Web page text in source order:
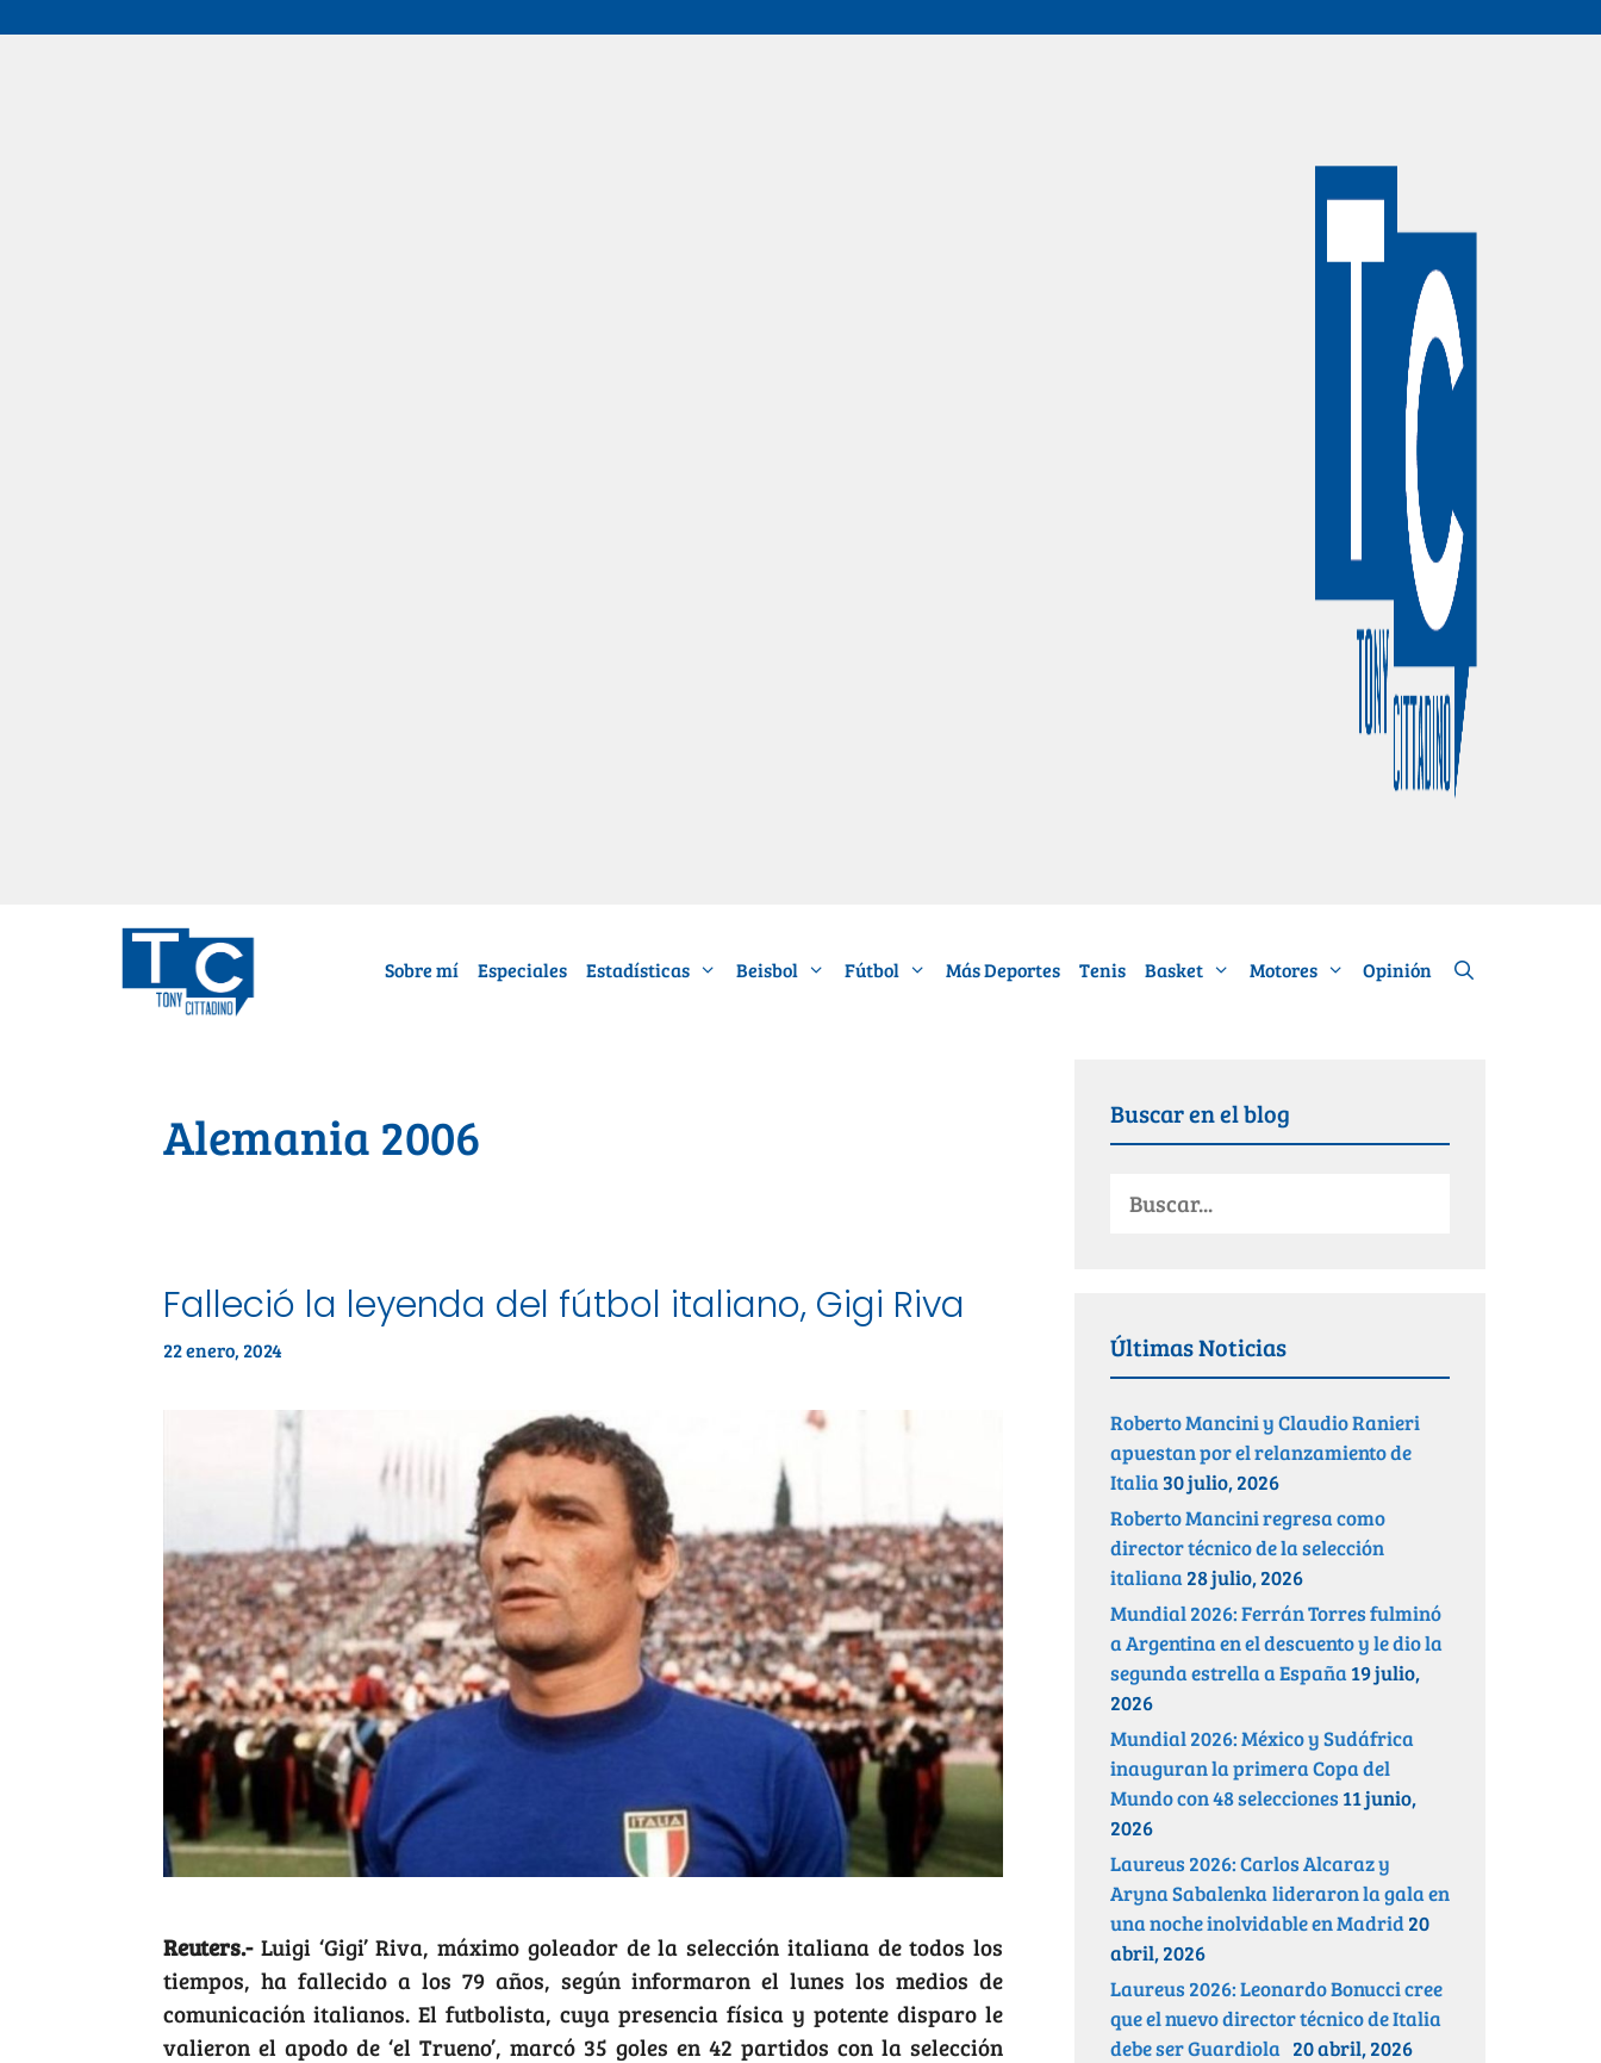
Sobre mí Especiales Estadísticas Beisbol Fútbol Más Deportes Tenis Basket Motores Opinión
Alemania 2006
Falleció la leyenda del fútbol italiano, Gigi Riva
22 enero, 2024
Reuters.-Luigi ‘Gigi’ Riva, máximo goleador de la selección italiana de todos los
tiempos, ha fallecido a los 79 años, según informaron el lunes los medios de
comunicación italianos. El futbolista, cuya presencia física y potente disparo le
valieron el apodo de ‘el Trueno’, marcó 35 goles en 42 partidos con la selección
Buscar en el blog
Últimas Noticias
Roberto Mancini y Claudio Ranieri
apuestan por el relanzamiento de
Italia30 julio, 2026
Roberto Mancini regresa como
director técnico de la selección
italiana28 julio, 2026
Mundial 2026: Ferrán Torres fulminó
a Argentina en el descuento y le dio la
segunda estrella a España19 julio,
2026
Mundial 2026: México y Sudáfrica
inauguran la primera Copa del
Mundo con 48 selecciones 11 junio,
2026
Laureus 2026: Carlos Alcaraz y
Aryna Sabalenka lideraron la gala en
una noche inolvidable en Madrid20
abril, 2026
Laureus 2026: Leonardo Bonucci cree
que el nuevo director técnico de Italia
debe ser Guardiola 20 abril, 2026